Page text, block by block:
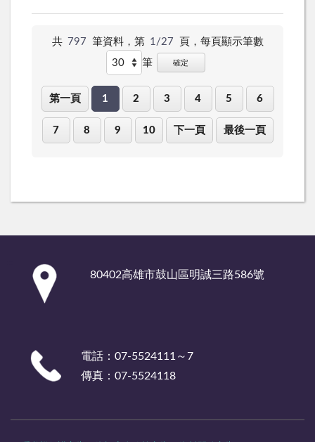
共 797 筆資料，第 1/27 頁， 每頁顯示筆數
筆
確定
第一頁 1 2 3 4 5 6
7 8 9 10 下一頁 最後一頁
80402高雄市鼓山區明誠三路586號
電話：07-5524111～7
傳真：07-5524118